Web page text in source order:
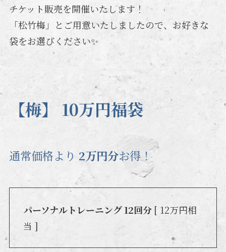
チケット販売を開催いたします！
「松竹梅」とご用意いたしましたので、お好きな
袋をお選びください✨
【梅】 10万円福袋
通常価格より 2万円分お得！
パーソナルトレーニング 12回分 [ 12万円相
当 ]